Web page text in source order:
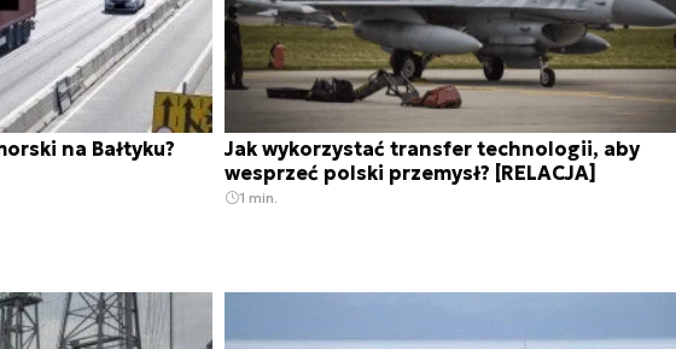
na Bałtyku?
Jak wykorzystać transfer technologii, aby
wesprzeć polski przemysł? [RELACJA]
1 min.